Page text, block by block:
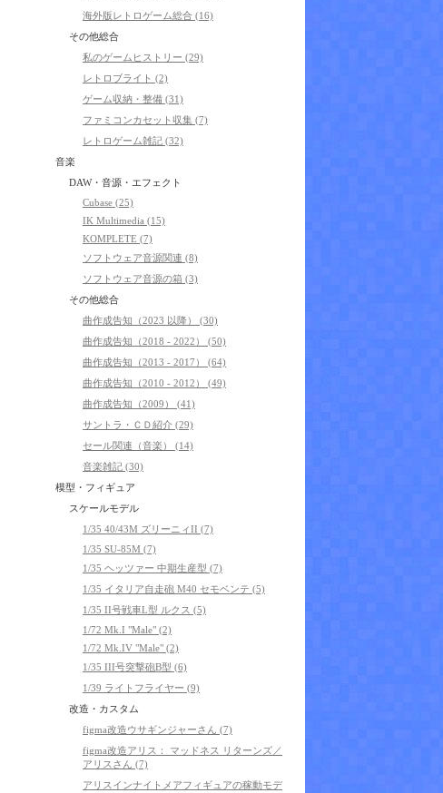
海外版レトロゲーム総合 (16)
その他総合
私のゲームヒストリー (29)
レトロブライト (2)
ゲーム収納・整備 (31)
ファミコンカセット収集 (7)
レトロゲーム雑記 (32)
音楽
DAW・音源・エフェクト
Cubase (25)
IK Multimedia (15)
KOMPLETE (7)
ソフトウェア音源関連 (8)
ソフトウェア音源の箱 (3)
その他総合
曲作成告知（2023 以降） (30)
曲作成告知（2018 - 2022） (50)
曲作成告知（2013 - 2017） (64)
曲作成告知（2010 - 2012） (49)
曲作成告知（2009） (41)
サントラ・ＣＤ紹介 (29)
セール関連（音楽） (14)
音楽雑記 (30)
模型・フィギュア
スケールモデル
1/35 40/43M ズリーニィII (7)
1/35 SU-85M (7)
1/35 ヘッツァー 中期生産型 (7)
1/35 イタリア自走砲 M40 セモベンテ (5)
1/35 II号戦車L型 ルクス (5)
1/72 Mk.I "Male" (2)
1/72 Mk.IV "Male" (2)
1/35 III号突撃砲B型 (6)
1/39 ライトフライヤー (9)
改造・カスタム
figma改造ウサギンジャーさん (7)
figma改造アリス： マッドネス リターンズ／
アリスさん (7)
アリスインナイトメアフィギュアの稼動モデ